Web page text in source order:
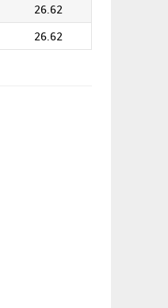
26.62
26.62